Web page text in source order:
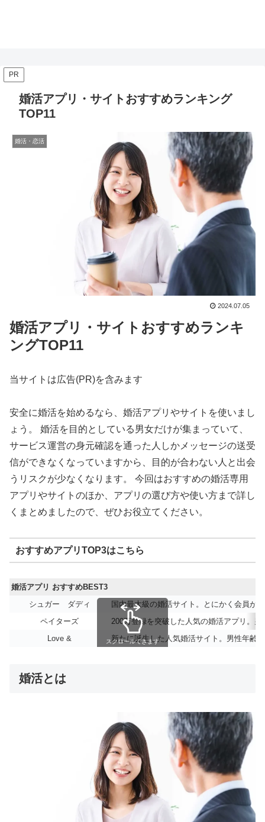
PR
婚活アプリ・サイトおすすめランキング
TOP11
婚活・恋活
2024.07.05
婚活アプリ・サイトおすすめランキ
ングTOP11
当サイトは広告(PR)を含みます
安全に婚活を始めるなら、婚活アプリやサイトを使いまし
ょう。 婚活を目的としている男女だけが集まっていて、
サービス運営の身元確認を通った人しかメッセージの送受
信ができなくなっていますから、目的が合わない人と出会
うリスクが少なくなります。 今回はおすすめの婚活専用
アプリやサイトのほか、アプリの選び方や使い方まで詳し
くまとめましたので、ぜひお役立てください。
おすすめアプリTOP3はこちら
婚活アプリ おすすめBEST3
シュガー ダディ
国内最大級の婚活サイト。とにかく会員が
ペイターズ
200万登録を突破した人気の婚活アプリ。
Love &
新たに誕生した人気婚活サイト。男性年齢
スクロールできます
婚活とは